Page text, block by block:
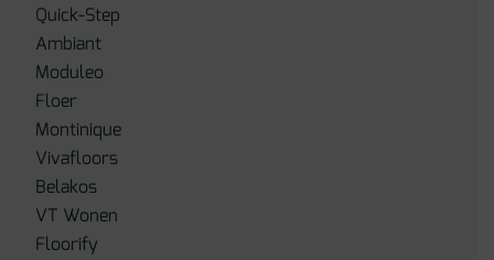
Quick-Step
Ambiant
Moduleo
Floer
Montinique
Vivafloors
Belakos
VT Wonen
Floorify